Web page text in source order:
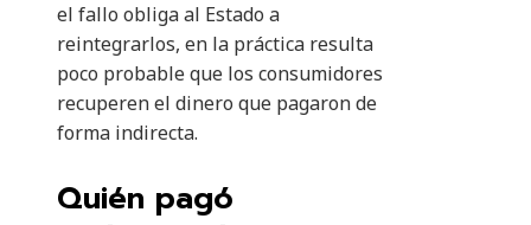
el fallo obliga al Estado a
reintegrarlos, en la práctica resulta
poco probable que los consumidores
recuperen el dinero que pagaron de
forma indirecta.
Quién pagó